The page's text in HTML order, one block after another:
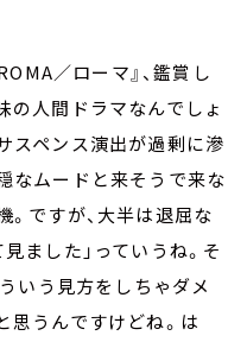
／ローマ』、鑑賞し
の人間ドラマなんでしょ
スペンス演出が過剰に滲
なムードと来そうで来な
。ですが、大半は退屈な
ました」っていうね。そ
ういう見方をしちゃダメ
思うんですけどね。は